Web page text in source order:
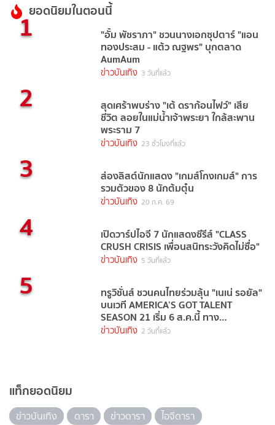
ยอดนิยมในตอนนี้
1 "อั้ม พัชราภา" ชวนนางเอกซุปตาร์ "แอน
ทองประสม - แต้ว ณฐพร" บุกตลาด
AumAum
ข่าวบันเทิง 3 วันที่แล้ว
2 สุดเศร้าพบร่าง "เต้ ดราก้อนไฟว์" เสีย
ชีวิต ลอยในแม่น้ำเจ้าพระยา ใกล้สะพาน
พระราม 7
ข่าวบันเทิง 23 ชั่วโมงที่แล้ว
3 ส่องลิสต์นักแสดง "เกมส์โกงเกมส์" การ
รวมตัวของ 8 นักต้มตุ๋น
ข่าวบันเทิง 20 ก.ค. 69
4 เปิดวาร์ปไอจี 7 นักแสดงซีรีส์ "CLASS
CRUSH CRISIS เพื่อนสนิทระวังคิดไม่ซื่อ"
ข่าวบันเทิง 5 วันที่แล้ว
5 ทรูวิชั่นส์ ชวนคนไทยร่วมลุ้น "เนเน่ รอยัล"
บนเวที AMERICA’S GOT TALENT
SEASON 21 เริ่ม 6 ส.ค.นี้ ทาง
TrueVisions NOW
ข่าวบันเทิง 2 วันที่แล้ว
แท็กยอดนิยม
ข่าวบันเทิง ดารา ข่าวดารา
ไอจีดารา